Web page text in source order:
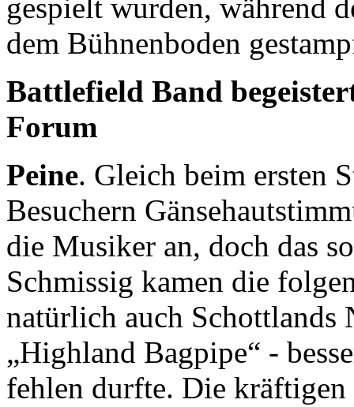
gespielt wurden, während
dem Bühnenboden
Battlefield Band
Forum
Peine. Gleich beim ersten
Besuchern
die Musiker an, doch das
Schmissig kamen die
natürlich auch Schottlands
„Highland Bagpipe“ -
fehlen durfte. Die